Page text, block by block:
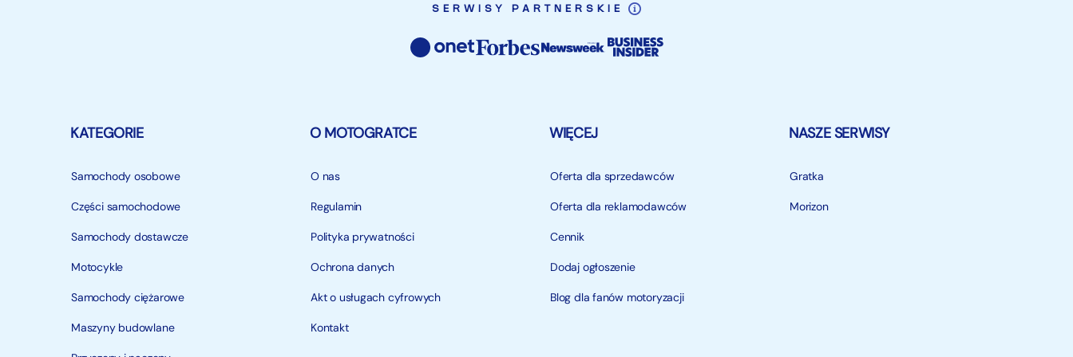
SERWISY PARTNERSKIE
KATEGORIE
Samochody osobowe
Części samochodowe
Samochody dostawcze
Motocykle
Samochody ciężarowe
Maszyny budowlane
O MOTOGRATCE
O nas
Regulamin
Polityka prywatności
Ochrona danych
Akt o usługach cyfrowych
Kontakt
WIĘCEJ
Oferta dla sprzedawców
Oferta dla reklamodawców
Cennik
Dodaj ogłoszenie
Blog dla fanów motoryzacji
NASZE SERWISY
Gratka
Morizon